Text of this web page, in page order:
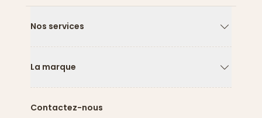
Nos services
La marque
Contactez-nous